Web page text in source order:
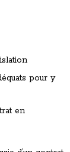
pour y
en